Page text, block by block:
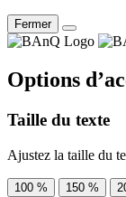
Fermer
Options
Taille du texte
Ajustez la taille du
100 % 150 %